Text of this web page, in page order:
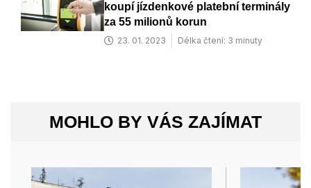
koupí jízdenkové platební terminály
za 55 milionů korun
23. 01. 2023 Délka čtení: 3 minuty
MOHLO BY VÁS ZAJÍMAT